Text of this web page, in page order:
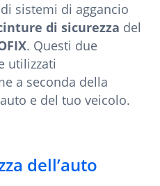
sistemi di aggancio
di sicurezza del
. Questi due
utilizzati
a seconda della
e del tuo veicolo.
dell’auto